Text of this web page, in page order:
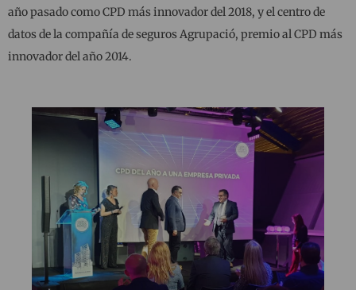
año pasado como CPD más innovador del 2018, y el centro de
datos de la compañía de seguros Agrupació, premio al CPD más
innovador del año 2014.